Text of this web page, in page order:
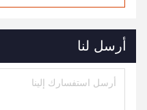
أرسل لنا